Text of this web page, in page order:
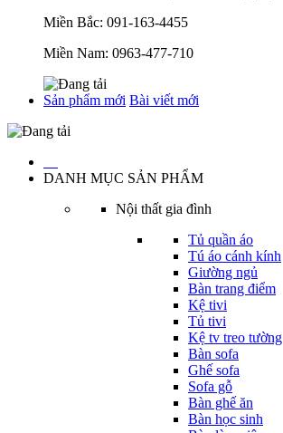
Miền Bắc: 091-163-4455
Miền Nam: 0963-477-710
Sản phẩm mới Bài viết mới
DANH MỤC SẢN PHẨM
Nội thất gia đình
Tủ quần áo
Tú áo cánh kính
Giường ngủ
Bàn trang điểm
Kệ tivi
Tủ tivi
Kệ tv treo tường
Bàn sofa
Ghế sofa
Sofa gỗ
Bàn ghế ăn
Bàn học sinh